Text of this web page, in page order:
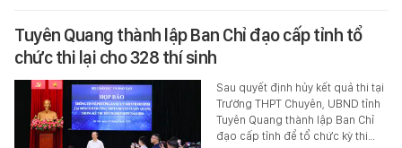
Tuyên Quang thành lập Ban Chỉ đạo cấp tỉnh tổ
chức thi lại cho 328 thí sinh
Sau quyết định hủy kết quả thi tại
Trường THPT Chuyên, UBND tỉnh
Tuyên Quang thành lập Ban Chỉ
đạo cấp tỉnh để tổ chức kỳ thi…